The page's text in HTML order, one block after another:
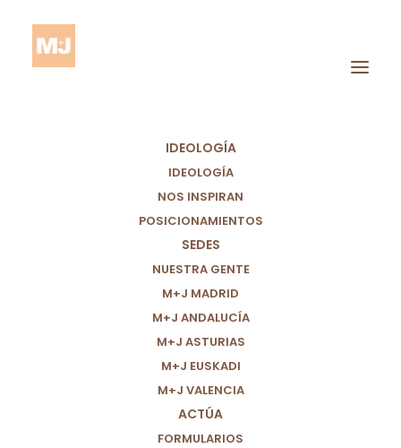
IDEOLOGÍA
IDEOLOGÍA
NOS INSPIRAN
POSICIONAMIENTOS
SEDES
NUESTRA GENTE
M+J MADRID
M+J ANDALUCÍA
M+J ASTURIAS
M+J EUSKADI
M+J VALENCIA
ACTÚA
FORMULARIOS
POR UNA POLÍTICA
VALIENTE Y JUSTA
PARA ACABAR CON
LA CORRUPCIÓN
ESTRUCTURAL